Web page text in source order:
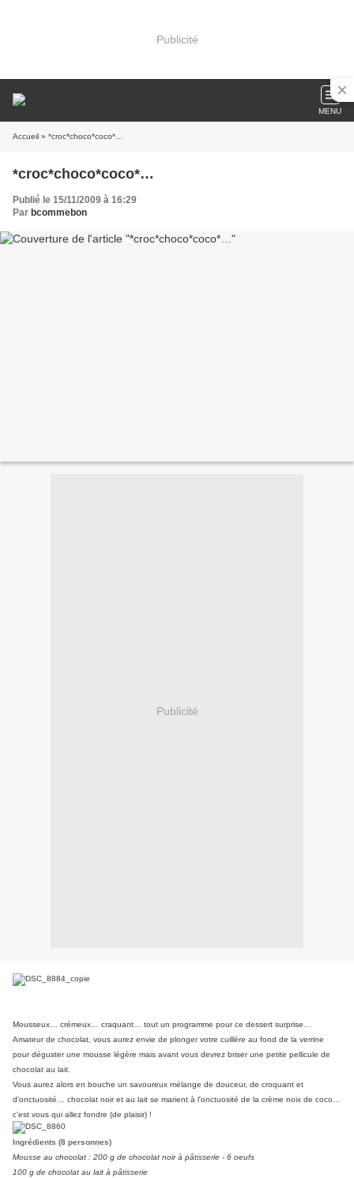
Publicité
MENU
Accueil » *croc*choco*coco*…
*croc*choco*coco*…
Publié le 15/11/2009 à 16:29
Par bcommebon
Publicité
Mousseux… crémeux… craquant… tout un programme pour ce dessert surprise…
Amateur de chocolat, vous aurez envie de plonger votre cuillère au fond de la verrine
pour déguster une mousse légère mais avant vous devrez briser une petite pellicule de
chocolat au lait.
Vous aurez alors en bouche un savoureux mélange de douceur, de croquant et
d'onctuosité… chocolat noir et au lait se marient à l'onctuosité de la crème noix de coco…
c'est vous qui allez fondre (de plaisir) !
Ingrédients (8 personnes)
Mousse au chocolat : 200 g de chocolat noir à pâtisserie - 6 oeufs
100 g de chocolat au lait à pâtisserie